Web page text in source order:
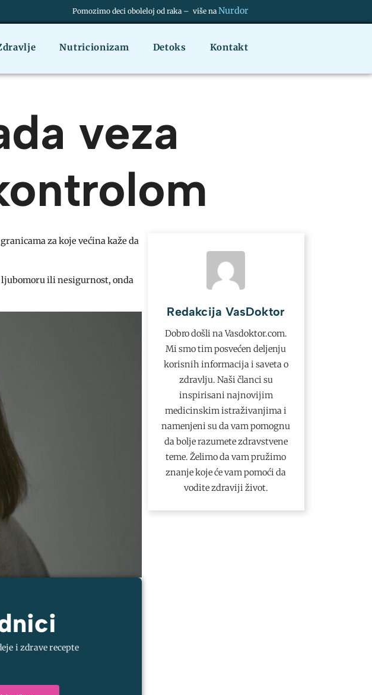
Pomozimo deci oboleloj od raka – više na Nurdor
Nutricionizam Detoks Kontakt
veza
za koje većina kaže da
ljubomoru ili nesigurnost, onda
i zdrave recepte
Redakcija VasDoktor
Dobro došli na Vasdoktor.com.
Mi smo tim posvećen deljenju
korisnih informacija i saveta o
zdravlju. Naši članci su
inspirisani najnovijim
medicinskim istraživanjima i
namenjeni su da vam pomognu
da bolje razumete zdravstvene
teme. Želimo da vam pružimo
znanje koje će vam pomoći da
vodite zdraviji život.